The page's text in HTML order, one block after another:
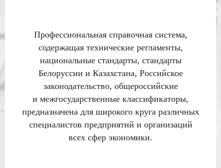
Профессиональная справочная система,
содержащая технические регламенты,
национальные стандарты, стандарты
Белоруссии и Казахстана, Российское
законодательство, общероссийские
и межгосударственные классификаторы,
предназначена для широкого круга различных
специалистов предприятий и организаций
всех сфер экономики.